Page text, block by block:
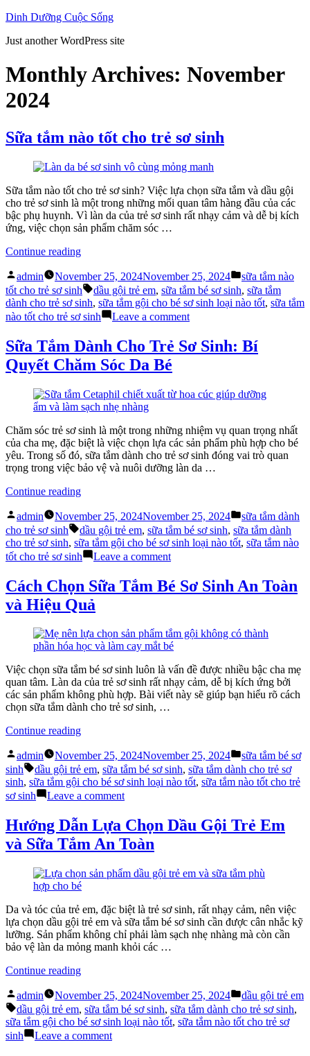
Skip
content
Dinh Dưỡng Cuộc Sống
Just another WordPress site
Monthly Archives: November
2024
Sữa tắm nào tốt cho trẻ sơ sinh
Sữa tắm nào tốt cho trẻ sơ sinh? Việc lựa chọn sữa tắm và dầu gội
cho trẻ sơ sinh là một trong những mối quan tâm hàng đầu của các
bậc phụ huynh. Vì làn da của trẻ sơ sinh rất nhạy cảm và dễ bị kích
ứng, việc chọn sản phẩm chăm sóc …
Continue reading“Sữa
nào
tốt
cho
trẻ
sơ
sinh”
Posted
by
admin November 25, 2024November 25, 2024
Posted
in
sữa tắm nào
tốt cho trẻ sơ sinh
Tags:
dầu gội trẻ em, sữa tắm bé sơ sinh, sữa tắm
dành cho trẻ sơ sinh, sữa tắm gội cho bé sơ sinh loại nào tốt, sữa tắm
nào tốt cho trẻ sơ sinh
Leave a commenton
tắm
nào
sơ
Sữa Tắm Dành Cho Trẻ Sơ Sinh: Bí
Quyết Chăm Sóc Da Bé
Chăm sóc trẻ sơ sinh là một trong những nhiệm vụ quan trọng nhất
của cha mẹ, đặc biệt là việc chọn lựa các sản phẩm phù hợp cho bé
yêu. Trong số đó, sữa tắm dành cho trẻ sơ sinh đóng vai trò quan
trọng trong việc bảo vệ và nuôi dưỡng làn da …
Continue reading“Sữa
Dành
Cho
Trẻ
Sơ
Sinh:
Quyết
Chăm
Sóc
Da
Bé”
Posted
by
admin November 25, 2024November 25, 2024
Posted
in
sữa tắm dành
cho trẻ sơ sinh
Tags:
dầu gội trẻ em, sữa tắm bé sơ sinh, sữa tắm dành
cho trẻ sơ sinh, sữa tắm gội cho bé sơ sinh loại nào tốt, sữa tắm nào
tốt cho trẻ sơ sinh
Leave a commenton
Tắm
Dành
Sơ
Sinh:
Bí
Quyết
Chăm
Sóc
Cách Chọn Sữa Tắm Bé Sơ Sinh An Toàn
và Hiệu Quả
Việc chọn sữa tắm bé sơ sinh luôn là vấn đề được nhiều bậc cha mẹ
quan tâm. Làn da của trẻ sơ sinh rất nhạy cảm, dễ bị kích ứng bởi
các sản phẩm không phù hợp. Bài viết này sẽ giúp bạn hiểu rõ cách
chọn sữa tắm dành cho trẻ sơ sinh, …
Continue reading“Cách
Sữa
Tắm
Bé
Sơ
Sinh
An
Toàn
và
Hiệu
Quả”
Posted
by
admin November 25, 2024November 25, 2024
Posted
in
sữa tắm bé sơ
sinh
Tags:
dầu gội trẻ em, sữa tắm bé sơ sinh, sữa tắm dành cho trẻ sơ
sinh, sữa tắm gội cho bé sơ sinh loại nào tốt, sữa tắm nào tốt cho trẻ
sơ sinh
Leave a commenton
Chọn
Sữa
Tắm
Bé
Sơ
Sinh
Toàn
và
Hiệu
Quả
Hướng Dẫn Lựa Chọn Dầu Gội Trẻ Em
và Sữa Tắm An Toàn
Da và tóc của trẻ em, đặc biệt là trẻ sơ sinh, rất nhạy cảm, nên việc
lựa chọn dầu gội trẻ em và sữa tắm bé sơ sinh cần được cân nhắc kỹ
lưỡng. Sản phẩm không chỉ phải làm sạch nhẹ nhàng mà còn cần
bảo vệ làn da mỏng manh khỏi các …
Continue reading“Hướng
Lựa
Chọn
Dầu
Gội
Trẻ
Posted
by
admin November 25, 2024November 25, 2024
Posted
in
dầu gội trẻ em
Tags:
dầu gội trẻ em, sữa tắm bé sơ sinh, sữa tắm dành cho trẻ sơ sinh,
sữa tắm gội cho bé sơ sinh loại nào tốt, sữa tắm nào tốt cho trẻ sơ
sinh
Leave a commenton